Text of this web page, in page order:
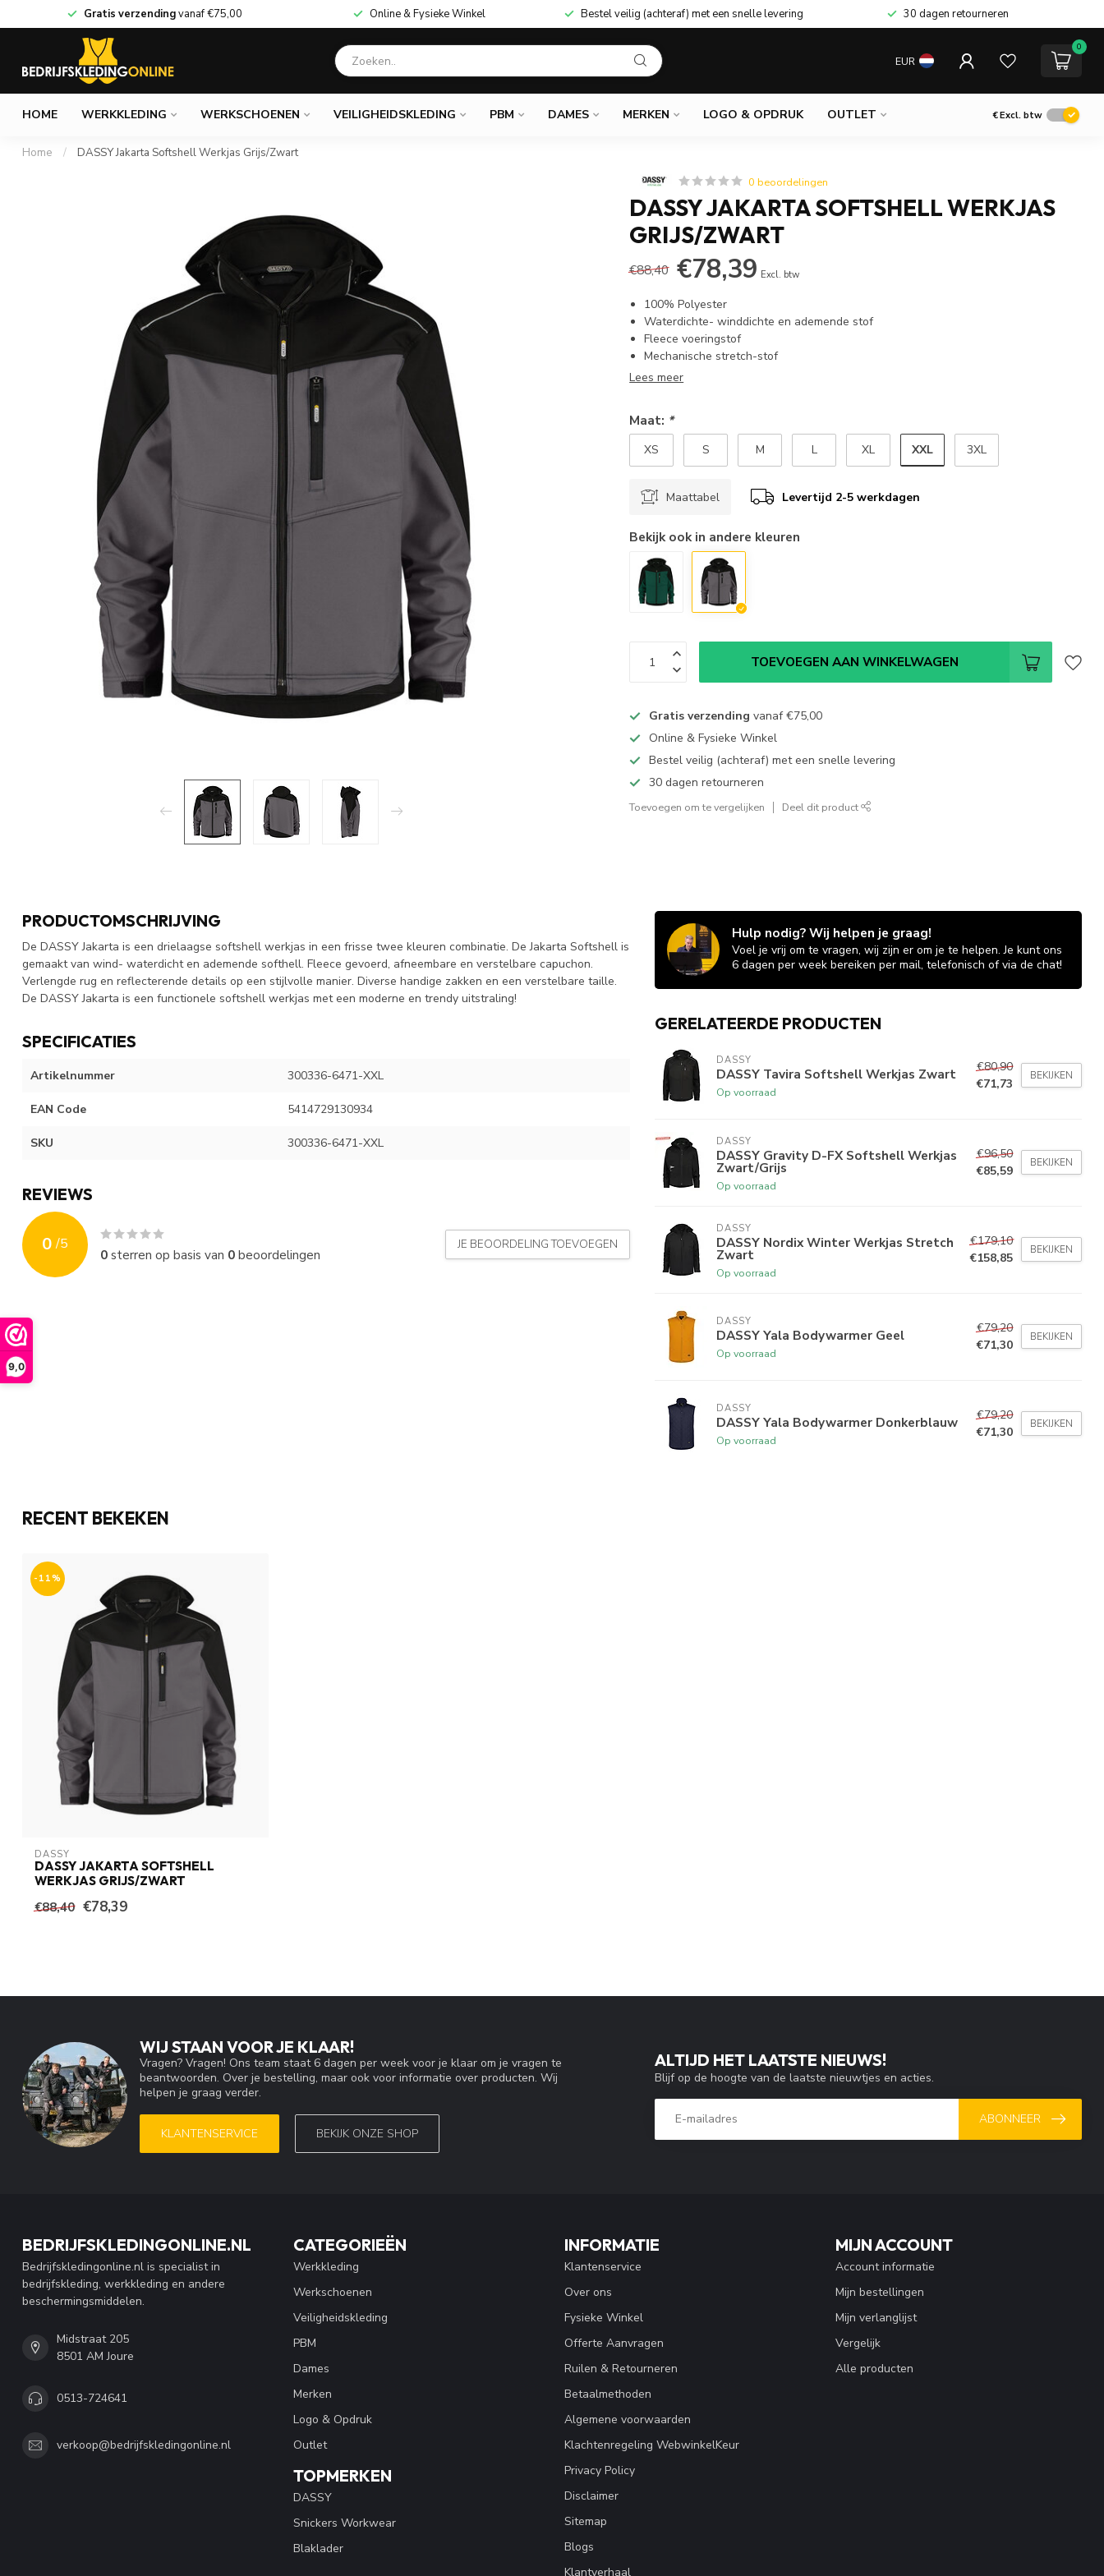
9,0
Gratis verzendingvanaf€75,00 Online & Fysieke Winkel Bestel veilig (achteraf) met een snelle levering 30 dagen retourneren
EUR
0
HOME WERKKLEDING WERKSCHOENEN VEILIGHEIDSKLEDING PBM DAMES MERKEN LOGO & OPDRUK OUTLET €Excl. btw
Home / DASSY Jakarta Softshell Werkjas Grijs/Zwart
0 beoordelingen
DASSY JAKARTA SOFTSHELL WERKJAS
GRIJS/ZWART
€88,40 €78,39 Excl. btw
100% Polyester
Waterdichte- winddichte en ademende stof
Fleece voeringstof
Mechanische stretch-stof
Lees meer
Maat: *
XS S M L XL XXL 3XL
Maattabel Levertijd 2-5 werkdagen
Bekijk ook in andere kleuren
TOEVOEGEN AAN WINKELWAGEN
Gratis verzending vanaf€75,00
Online & Fysieke Winkel
Bestel veilig (achteraf) met een snelle levering
30 dagen retourneren
Toevoegen om te vergelijken Deel dit product
PRODUCTOMSCHRIJVING
De DASSY Jakarta is een drielaagse softshell werkjas in een frisse twee kleuren combinatie. De Jakarta Softshell is
gemaakt van wind- waterdicht en ademende softhell. Fleece gevoerd, afneembare en verstelbare capuchon.
Verlengde rug en reflecterende details op een stijlvolle manier. Diverse handige zakken en een verstelbare taille.
De DASSY Jakarta is een functionele softshell werkjas met een moderne en trendy uitstraling!
SPECIFICATIES
Artikelnummer 300336-6471-XXL
EAN Code 5414729130934
SKU 300336-6471-XXL
REVIEWS
0 /5
0sterren op basis van 0beoordelingen
JE BEOORDELING TOEVOEGEN
Hulp nodig? Wij helpen je graag!
Voel je vrij om te vragen, wij zijn er om je te helpen. Je kunt ons
6 dagen per week bereiken per mail, telefonisch of via de chat!
GERELATEERDE PRODUCTEN
DASSY
DASSY Tavira Softshell Werkjas Zwart
Op voorraad
€80,90
€71,73
BEKIJKEN
DASSY
DASSY Gravity D-FX Softshell Werkjas
Zwart/Grijs
Op voorraad
€96,50
€85,59
BEKIJKEN
DASSY
DASSY Nordix Winter Werkjas Stretch
Zwart
Op voorraad
€179,10
€158,85
BEKIJKEN
DASSY
DASSY Yala Bodywarmer Geel
Op voorraad
€79,20
€71,30
BEKIJKEN
DASSY
DASSY Yala Bodywarmer Donkerblauw
Op voorraad
€79,20
€71,30
BEKIJKEN
RECENT BEKEKEN
-11%
DASSY
DASSY JAKARTA SOFTSHELL
WERKJAS GRIJS/ZWART
€88,40 €78,39
WIJ STAAN VOOR JE KLAAR!
Vragen? Vragen! Ons team staat 6 dagen per week voor je klaar om je vragen te
beantwoorden. Over je bestelling, maar ook voor informatie over producten. Wij
helpen je graag verder.
KLANTENSERVICE BEKIJK ONZE SHOP
ALTIJD HET LAATSTE NIEUWS!
Blijf op de hoogte van de laatste nieuwtjes en acties.
ABONNEER
BEDRIJFSKLEDINGONLINE.NL
Bedrijfskledingonline.nl is specialist in
bedrijfskleding, werkkleding en andere
beschermingsmiddelen.
Midstraat 205
8501 AM Joure
0513-724641
verkoop@bedrijfskledingonline.nl
CATEGORIEËN
Werkkleding
Werkschoenen
Veiligheidskleding
PBM
Dames
Merken
Logo & Opdruk
Outlet
TOPMERKEN
DASSY
Snickers Workwear
Blaklader
INFORMATIE
Klantenservice
Over ons
Fysieke Winkel
Offerte Aanvragen
Ruilen & Retourneren
Betaalmethoden
Algemene voorwaarden
Klachtenregeling WebwinkelKeur
Privacy Policy
Disclaimer
Sitemap
Blogs
Klantverhaal
MIJN ACCOUNT
Account informatie
Mijn bestellingen
Mijn verlanglijst
Vergelijk
Alle producten